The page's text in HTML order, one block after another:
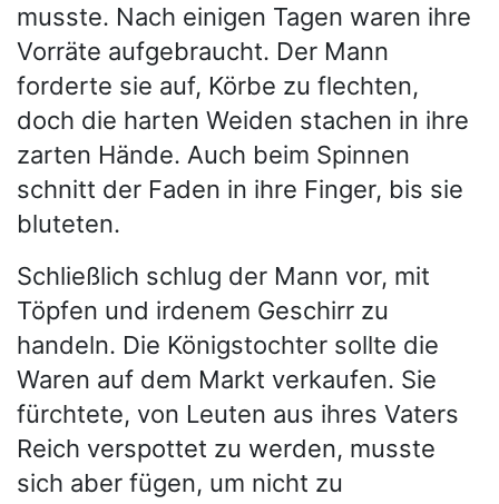
musste. Nach einigen Tagen waren ihre
Vorräte aufgebraucht. Der Mann
forderte sie auf, Körbe zu flechten,
doch die harten Weiden stachen in ihre
zarten Hände. Auch beim Spinnen
schnitt der Faden in ihre Finger, bis sie
bluteten.
Schließlich schlug der Mann vor, mit
Töpfen und irdenem Geschirr zu
handeln. Die Königstochter sollte die
Waren auf dem Markt verkaufen. Sie
fürchtete, von Leuten aus ihres Vaters
Reich verspottet zu werden, musste
sich aber fügen, um nicht zu